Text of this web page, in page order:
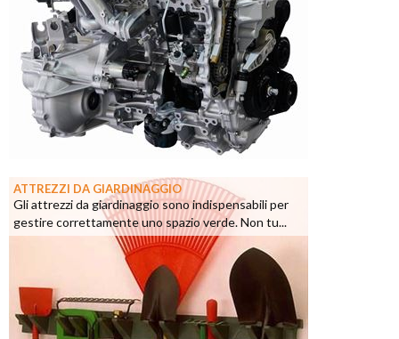
ATTREZZI DA GIARDINAGGIO
Gli attrezzi da giardinaggio sono indispensabili per
gestire correttamente uno spazio verde. Non tu...